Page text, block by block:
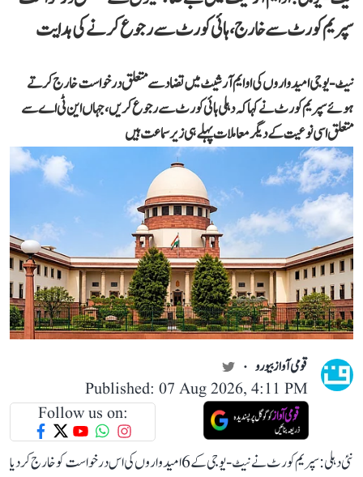
سپریم کورٹ سے خارج، ہائی کورٹ سے رجوع کرنے کی ہدایت
نیٹ-یو جی امیدواروں کی او ایم آر شیٹ میں تضاد سے متعلق درخواست خارج کرتے
ہوئے سپریم کورٹ نے کہا کہ دہلی ہائی کورٹ سے رجوع کریں، جہاں این ٹی اے سے
متعلق اسی نوعیت کے دیگر معاملات پہلے ہی زیر سماعت ہیں
قومی آواز بیورو
Published: 07 Aug 2026, 4:11 PM
Follow us on:
نئی دہلی: سپریم کورٹ نے نیٹ-یو جی کے 6 امیدواروں کی اس درخواست کو خارج کر دیا